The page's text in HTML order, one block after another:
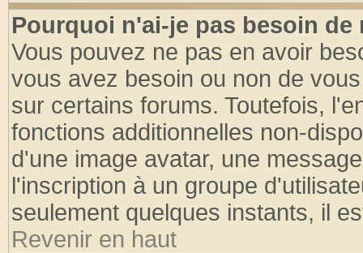
Pourquoi n'ai-je pas besoin de
Vous pouvez ne pas en avoir
vous avez besoin ou non de
sur certains forums. Toutefois,
fonctions additionnelles non-
d'une image avatar, une
l'inscription à un groupe
seulement quelques instants, il
Revenir en haut